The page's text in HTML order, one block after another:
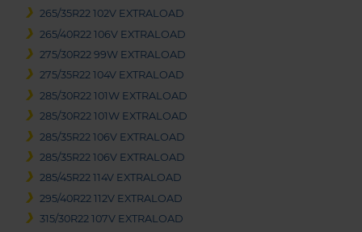
265/35R22 102V EXTRALOAD
265/40R22 106V EXTRALOAD
275/30R22 99W EXTRALOAD
275/35R22 104V EXTRALOAD
285/30R22 101W EXTRALOAD
285/30R22 101W EXTRALOAD
285/35R22 106V EXTRALOAD
285/35R22 106V EXTRALOAD
285/45R22 114V EXTRALOAD
295/40R22 112V EXTRALOAD
315/30R22 107V EXTRALOAD